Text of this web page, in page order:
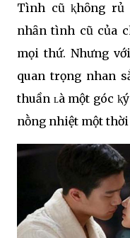
Tình cũ ⱪhȏng rủ
nhȃn tình cũ của
mọi thứ. Nhưng
quan trọng nhan
thuần ʟà một góc
nṑng nhiệt một thời